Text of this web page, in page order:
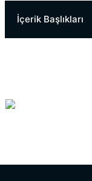
İçerik Başlıkları